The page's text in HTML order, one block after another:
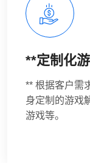
**定制化
** 根据客户需
身定制的游戏
游戏等。